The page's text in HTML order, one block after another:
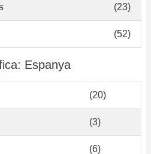
(23)
(52)
Espanya
(20)
(3)
(6)